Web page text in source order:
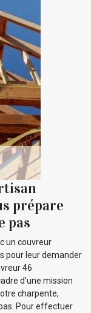
prépare
pas
un couvreur
pour leur demander
46
d’une mission
charpente,
Pour effectuer